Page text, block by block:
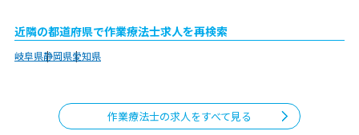
近隣の都道府県で作業療法士求人を再検索
岐阜県静岡県愛知県
作業療法士の求人をすべて見る